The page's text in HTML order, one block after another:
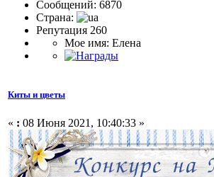
Сообщений: 6870
Страна:
Репутация 260
Мое имя: Елена
Киты и цветы
« : 08 Июня 2021, 10:40:33 »